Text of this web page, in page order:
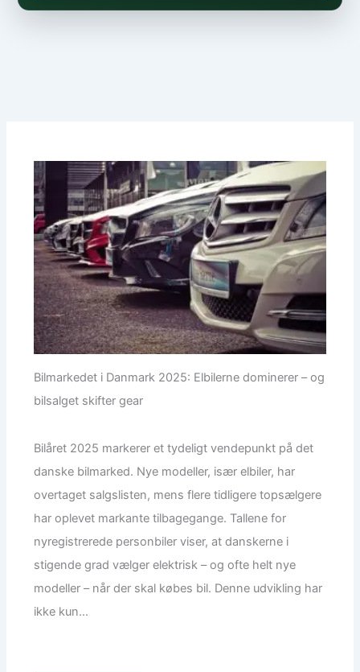
Bilmarkedet i Danmark 2025: Elbilerne dominerer – og
bilsalget skifter gear
Bilåret 2025 markerer et tydeligt vendepunkt på det
danske bilmarked. Nye modeller, især elbiler, har
overtaget salgslisten, mens flere tidligere topsælgere
har oplevet markante tilbagegange. Tallene for
nyregistrerede personbiler viser, at danskerne i
stigende grad vælger elektrisk – og ofte helt nye
modeller – når der skal købes bil. Denne udvikling har
ikke kun...